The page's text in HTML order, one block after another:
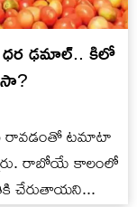
ఢమాల్.. కిలో
రావడంతో టమాటా
రాబోయే కాలంలో
చేరుతాయని...